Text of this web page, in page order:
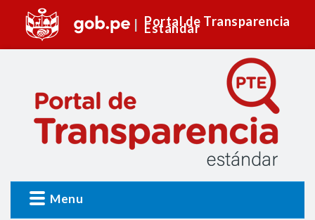
Portal de Transparencia
Estándar
Menu